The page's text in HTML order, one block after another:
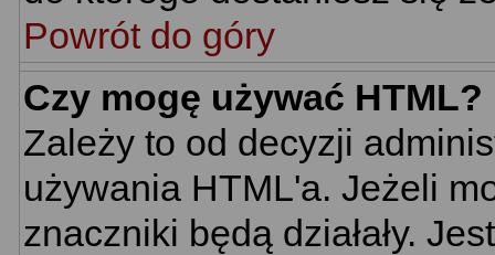
Powrót do góry
Czy mogę używać HTML?
Zależy to od decyzji
używania HTML'a. Jeżeli
znaczniki będą działały.